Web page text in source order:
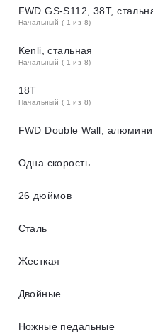
FWD GS-S112, 38T,
Начальный ( 1 из 8)
Kenli, стальная
Начальный ( 1 из 8)
18T
Начальный ( 1 из 8)
FWD Double Wall,
Одна скорость
26 дюймов
Сталь
Жесткая
Двойные
Ножные педальные